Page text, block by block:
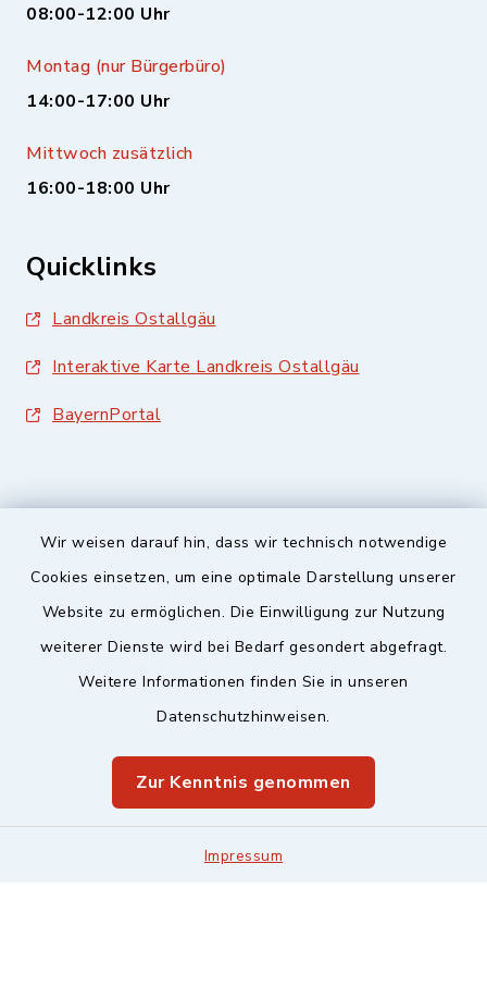
Wir weisen darauf hin, dass wir technisch notwendige
Cookies einsetzen, um eine optimale Darstellung unserer
Website zu ermöglichen. Die Einwilligung zur Nutzung
weiterer Dienste wird bei Bedarf gesondert abgefragt.
Weitere Informationen finden Sie in unseren
Datenschutzhinweisen.
Zur Kenntnis genommen
Impressum
08:00-12:00 Uhr
Montag (nur Bürgerbüro)
14:00-17:00 Uhr
Mittwoch zusätzlich
16:00-18:00 Uhr
Quicklinks
Landkreis Ostallgäu
Interaktive Karte Landkreis Ostallgäu
BayernPortal
Sicherer Kontakt
Datenschutz
Leitweg-ID & Rechnungsadressen